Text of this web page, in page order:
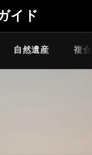
イド
自然遺産 複